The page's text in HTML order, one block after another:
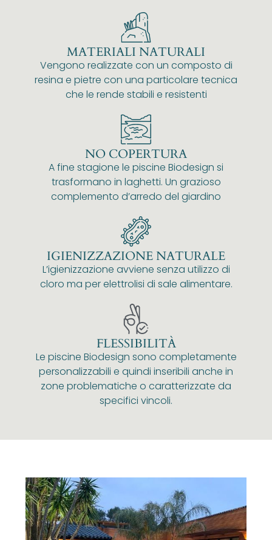
MATERIALI NATURALI
Vengono realizzate con un composto di
resina e pietre con una particolare tecnica
che le rende stabili e resistenti
NO COPERTURA
A fine stagione le piscine Biodesign si
trasformano in laghetti. Un grazioso
complemento d’arredo del giardino
IGIENIZZAZIONE NATURALE
L’igienizzazione avviene senza utilizzo di
cloro ma per elettrolisi di sale alimentare.
FLESSIBILITÀ
Le piscine Biodesign sono completamente
personalizzabili e quindi inseribili anche in
zone problematiche o caratterizzate da
specifici vincoli.